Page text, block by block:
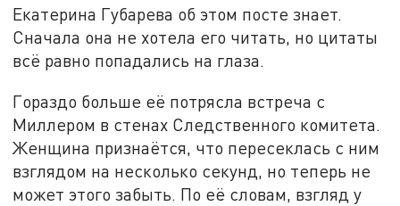
Екатерина Губарева об этом посте знает.
Сначала она не хотела его читать, но цитаты
всё равно попадались на глаза.
Гораздо больше её потрясла встреча с
Миллером в стенах Следственного комитета.
Женщина признаётся, что пересеклась с ним
взглядом на несколько секунд, но теперь не
может этого забыть. По её словам, взгляд у